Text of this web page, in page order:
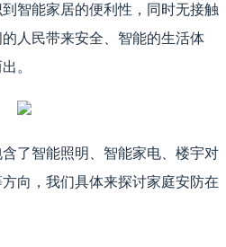
智能家居的便利性，同时无接触
人民带来安全、智能的生活体
。
了智能照明、智能家电、楼宇对
向，我们具体来探讨家庭安防在